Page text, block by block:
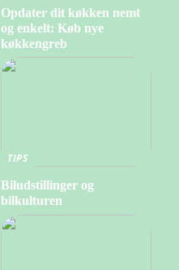
Opdater dit køkken nemt
og enkelt: Køb nye
køkkengreb
TIPS
Biludstillinger og
bilkulturen